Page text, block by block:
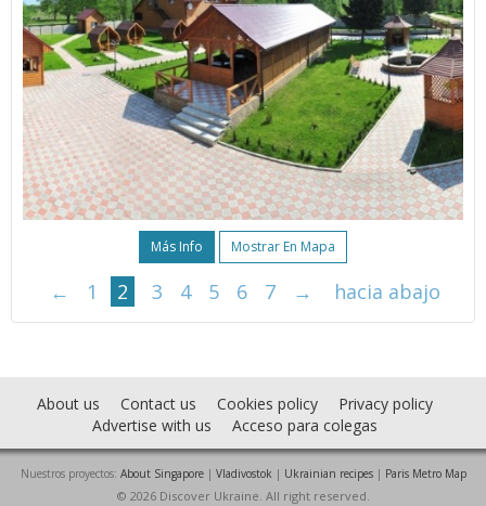
Más Info Mostrar En Mapa
← 1 2 3 4 5 6 7 → hacia abajo
About us Contact us Cookies policy
Privacy policy
Advertise with us
Acceso para colegas
Nuestros proyectos: About Singapore| Vladivostok | Ukrainian recipes| Paris Metro Map
© 2026 Discover Ukraine. All right reserved.